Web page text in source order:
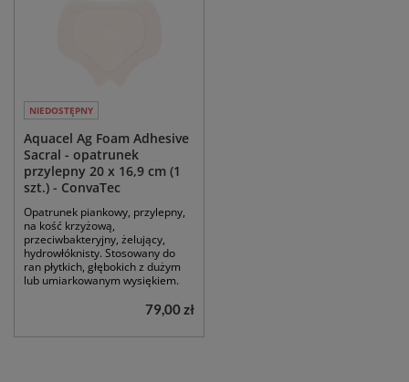
NIEDOSTĘPNY
Aquacel Ag Foam Adhesive
Sacral - opatrunek
przylepny 20 x 16,9 cm (1
szt.) - ConvaTec
Opatrunek piankowy, przylepny,
na kość krzyżową,
przeciwbakteryjny, żelujący,
hydrowłóknisty. Stosowany do
ran płytkich, głębokich z dużym
lub umiarkowanym wysiękiem.
79,00 zł